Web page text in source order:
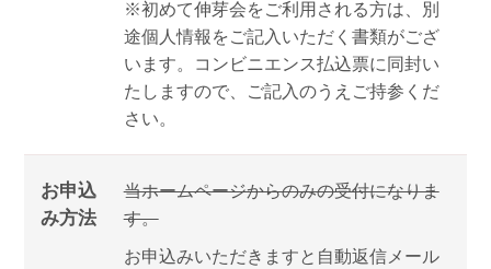
※初めて伸芽会をご利用される方は、別
途個人情報をご記入いただく書類がござ
います。コンビニエンス払込票に同封い
たしますので、ご記入のうえご持参くだ
さい。
お申込
み方法
当ホームページからのみの受付になりま
す。
お申込みいただきますと自動返信メール